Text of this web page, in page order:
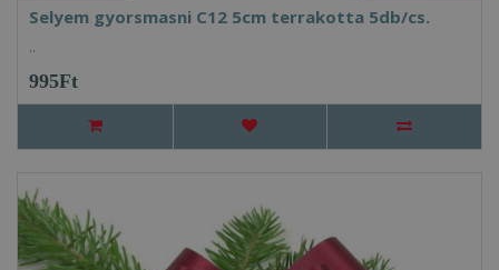
Selyem gyorsmasni C12 5cm terrakotta 5db/cs.
..
995Ft